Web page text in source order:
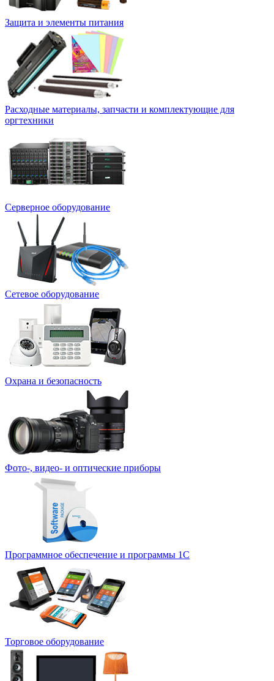
Защита и элементы питания
Расходные материалы, запчасти и комплектующие для
оргтехники
Серверное оборудование
Сетевое оборудование
Охрана и безопасность
Фото-, видео- и оптические приборы
Программное обеспечение и программы 1С
Торговое оборудование